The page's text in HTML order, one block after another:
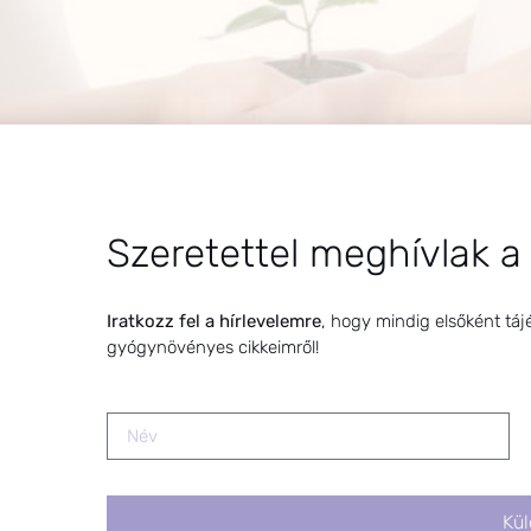
ki bennem. Már korábban meséltem arról Nektek,
Szeretettel meghívlak a
Iratkozz fel a hírlevelemre, hogy mindig elsőként
gyógynövényes cikkeimről!